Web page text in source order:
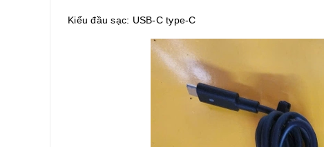
Kiểu đầu sạc: USB-C type-C